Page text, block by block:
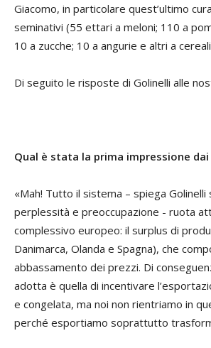
Giacomo, in particolare quest’ultimo
seminativi (55 ettari a meloni; 110 a
10 a zucche; 10 a angurie e altri a
Di seguito le risposte di Golinelli alle
Qual è stata la prima impressione dai
«Mah! Tutto il sistema – spiega Golinelli
perplessità e preoccupazione - ruota
complessivo europeo: il surplus di
Danimarca, Olanda e Spagna), che
abbassamento dei prezzi. Di
adotta è quella di incentivare
e congelata, ma noi non rientriamo in
perché esportiamo soprattutto